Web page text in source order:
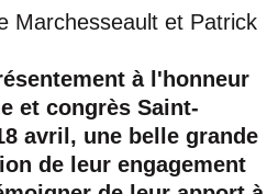
à l'honneur
et congrès Saint-
avril, une belle grande
de leur engagement